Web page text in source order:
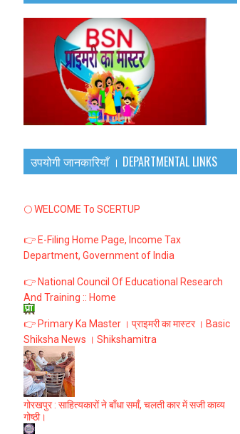
उपयोगी जानकारियाँ । DEPARTMENTAL LINKS
🌕 WELCOME To SCERTUP
👉 E-Filing Home Page, Income Tax
Department, Government of India
👉 National Council Of Educational Research
And Training :: Home
👉 Primary Ka Master । प्राइमरी का मास्टर । Basic
Shiksha News । Shikshamitra
गोरखपुर : साहित्यकारों ने बाँधा समाँ, चलती कार में सजी काव्य
गोष्ठी।